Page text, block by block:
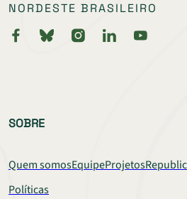
NORDESTE BRASILEIRO
SOBRE
Quem somosEquipeProjetos
Políticas